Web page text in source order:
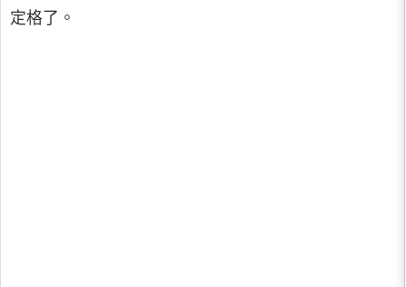
定格了。